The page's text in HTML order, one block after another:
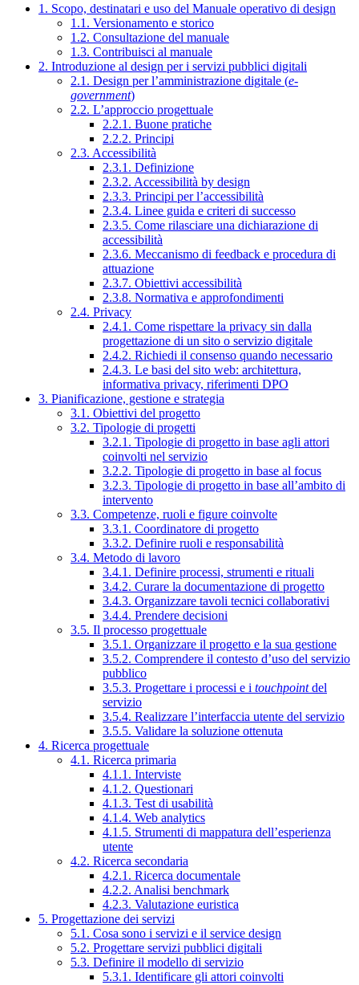
1. Scopo, destinatari e uso del Manuale operativo di design
1.1. Versionamento e storico
1.2. Consultazione del manuale
1.3. Contribuisci al manuale
2. Introduzione al design per i servizi pubblici digitali
2.1. Design per l’amministrazione digitale (e-
government)
2.2. L’approccio progettuale
2.2.1. Buone pratiche
2.2.2. Principi
2.3. Accessibilità
2.3.1. Definizione
2.3.2. Accessibilità by design
2.3.3. Principi per l’accessibilità
2.3.4. Linee guida e criteri di successo
2.3.5. Come rilasciare una dichiarazione di
accessibilità
2.3.6. Meccanismo di feedback e procedura di
attuazione
2.3.7. Obiettivi accessibilità
2.3.8. Normativa e approfondimenti
2.4. Privacy
2.4.1. Come rispettare la privacy sin dalla
progettazione di un sito o servizio digitale
2.4.2. Richiedi il consenso quando necessario
2.4.3. Le basi del sito web: architettura,
informativa privacy, riferimenti DPO
3. Pianificazione, gestione e strategia
3.1. Obiettivi del progetto
3.2. Tipologie di progetti
3.2.1. Tipologie di progetto in base agli attori
coinvolti nel servizio
3.2.2. Tipologie di progetto in base al focus
3.2.3. Tipologie di progetto in base all’ambito di
intervento
3.3. Competenze, ruoli e figure coinvolte
3.3.1. Coordinatore di progetto
3.3.2. Definire ruoli e responsabilità
3.4. Metodo di lavoro
3.4.1. Definire processi, strumenti e rituali
3.4.2. Curare la documentazione di progetto
3.4.3. Organizzare tavoli tecnici collaborativi
3.4.4. Prendere decisioni
3.5. Il processo progettuale
3.5.1. Organizzare il progetto e la sua gestione
3.5.2. Comprendere il contesto d’uso del servizio
pubblico
3.5.3. Progettare i processi e i touchpointdel
servizio
3.5.4. Realizzare l’interfaccia utente del servizio
3.5.5. Validare la soluzione ottenuta
4. Ricerca progettuale
4.1. Ricerca primaria
4.1.1. Interviste
4.1.2. Questionari
4.1.3. Test di usabilità
4.1.4. Web analytics
4.1.5. Strumenti di mappatura dell’esperienza
utente
4.2. Ricerca secondaria
4.2.1. Ricerca documentale
4.2.2. Analisi benchmark
4.2.3. Valutazione euristica
5. Progettazione dei servizi
5.1. Cosa sono i servizi e il service design
5.2. Progettare servizi pubblici digitali
5.3. Definire il modello di servizio
5.3.1. Identificare gli attori coinvolti